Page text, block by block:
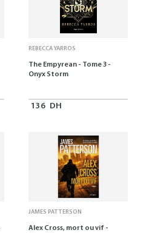
REBECCA YARROS
The Empyrean - Tome 3 -
Onyx Storm
136 DH
JAMES PATTERSON
Alex Cross, mort ou vif -